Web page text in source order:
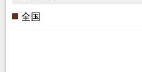
全国